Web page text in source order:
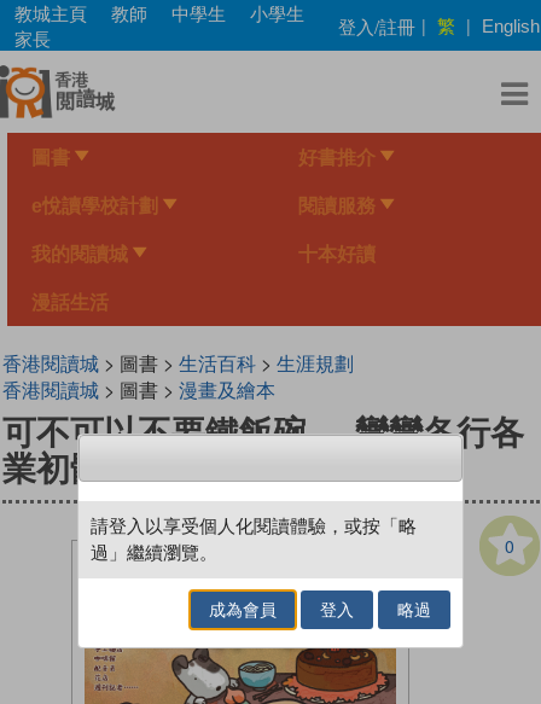
Skip
main
content
教城主頁 教師 中學生
小學生
家長
登入/註冊 | 繁 | English
圖書 好書推介
e悅讀學校計劃 閱讀服務
我的閱讀城 十本好讀
漫話生活
香港閱讀城> 圖書 > 生活百科> 生涯規劃
香港閱讀城> 圖書 > 漫畫及繪本
可不可以不要鐵飯碗──彎彎各行各
業初體驗
0
請登入以享受個人化閱讀體驗，或按「略
過」繼續瀏覽。
成為會員 登入 略過